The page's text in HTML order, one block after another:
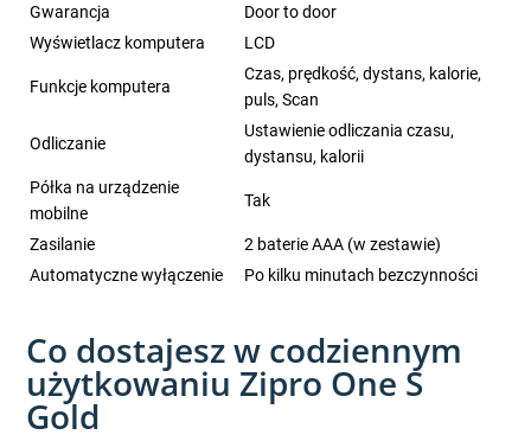
Gwarancja
Door to door
Wyświetlacz komputera
LCD
Funkcje komputera
Czas, prędkość, dystans, kalorie,
puls, Scan
Odliczanie
Ustawienie odliczania czasu,
dystansu, kalorii
Półka na urządzenie
mobilne
Tak
Zasilanie
2 baterie AAA (w zestawie)
Automatyczne wyłączenie
Po kilku minutach bezczynności
Co dostajesz w codziennym
użytkowaniu Zipro One S
Gold